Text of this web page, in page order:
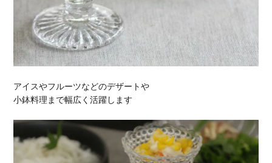
アイスやフルーツなどのデザートや
小鉢料理まで幅広く活躍します